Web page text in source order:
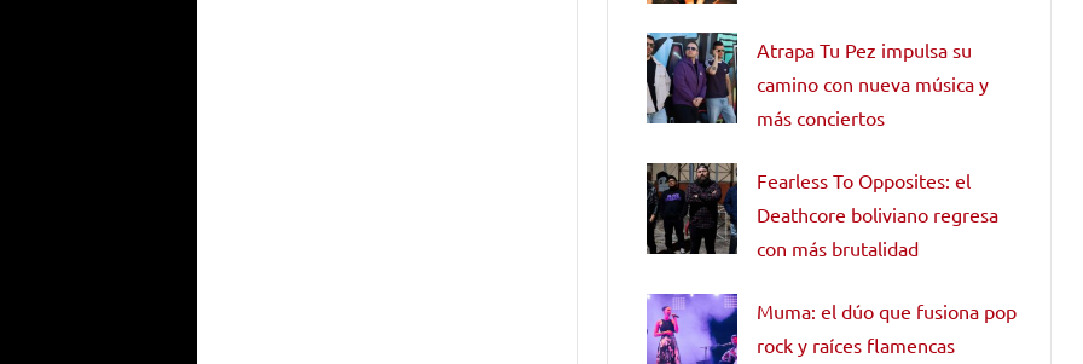
Atrapa Tu Pez impulsa su
camino con nueva música y
más conciertos
Fearless To Opposites: el
Deathcore boliviano regresa
con más brutalidad
Muma: el dúo que fusiona pop
rock y raíces flamencas